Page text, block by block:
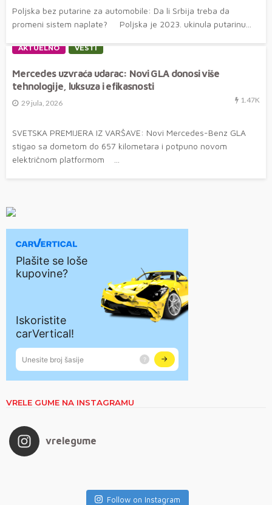
Poljska bez putarine za automobile: Da li Srbija treba da
promeni sistem naplate? Poljska je 2023. ukinula putarinu...
AKTUELNO VESTI
Mercedes uzvraća udarac: Novi GLA donosi više
tehnologije, luksuza i efikasnosti
29 jula, 2026 1.47K
SVETSKA PREMIJERA IZ VARŠAVE: Novi Mercedes-Benz GLA
stigao sa dometom do 657 kilometara i potpuno novom
električnom platformom ...
VRELE GUME NA INSTAGRAMU
vrelegume
Follow on Instagram